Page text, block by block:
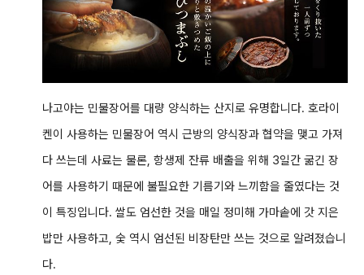
나고야는 민물장어를 대량 양식하는 산지로 유명합니다. 호라이
켄이 사용하는 민물장어 역시 근방의 양식장과 협약을 맺고 가져
다 쓰는데 사료는 물론, 항생제 잔류 배출을 위해 3일간 굶긴 장
어를 사용하기 때문에 불필요한 기름기와 느끼함을 줄였다는 것
이 특징입니다. 쌀도 엄선한 것을 매일 정미해 가마솥에 갓 지은
밥만 사용하고, 숯 역시 엄선된 비장탄만 쓰는 것으로 알려졌습니
다.